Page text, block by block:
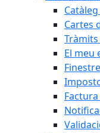
Cartes
El meu